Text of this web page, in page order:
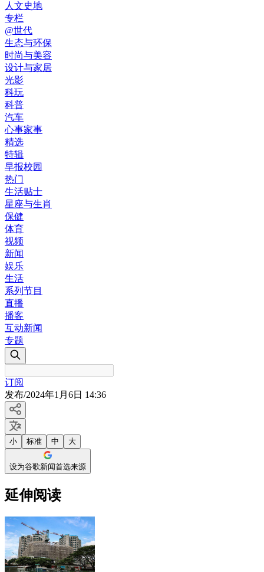
人文史地
专栏
@世代
生态与环保
时尚与美容
设计与家居
光影
科玩
科普
汽车
心事家事
精选
特辑
早报校园
热门
生活贴士
星座与生肖
保健
体育
视频
新闻
娱乐
生活
系列节目
直播
播客
互动新闻
专题
订阅
发布/2024年1月6日 14:36
小 标准 中 大
设为谷歌新闻首选来源
延伸阅读